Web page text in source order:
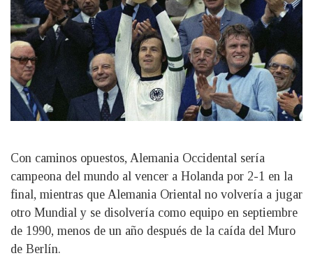
Con caminos opuestos, Alemania Occidental sería
campeona del mundo al vencer a Holanda por 2-1 en la
final, mientras que Alemania Oriental no volvería a jugar
otro Mundial y se disolvería como equipo en septiembre
de 1990, menos de un año después de la caída del Muro
de Berlín.